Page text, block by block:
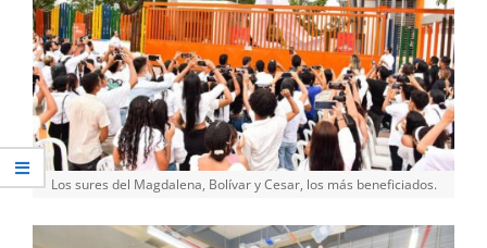
Los sures del Magdalena, Bolívar y Cesar, los más beneficiados.